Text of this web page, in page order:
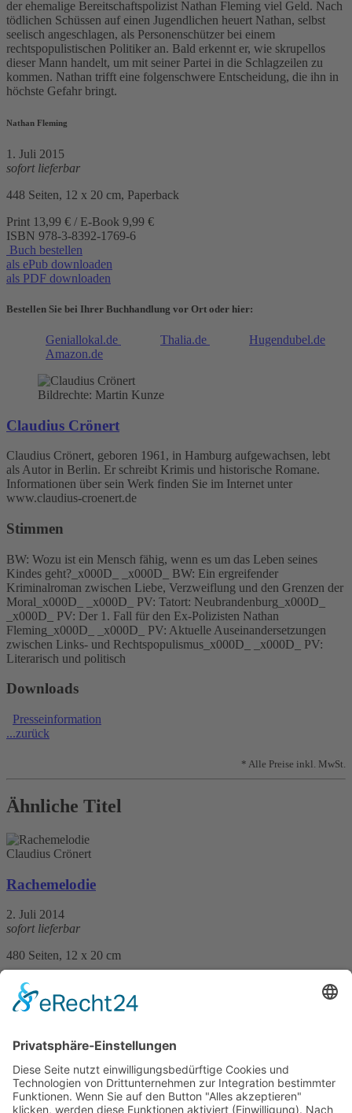
der ehemalige Bereitschaftspolizist Nathan Fleming viel Geld. Nach
tödlichen Schüssen auf einen Jugendlichen heuert Nathan, selbst
seelisch angeschlagen, als Personenschützer bei einem
rechtspopulistischen Politiker an. Bald erkennt er, wie skrupellos
dieser Mann handelt, um mit seiner Partei in die Schlagzeilen zu
kommen. Nathan trifft eine folgenschwere Entscheidung, die ihn in
höchste Gefahr bringt.
Nathan Fleming
1. Juli 2015
sofort lieferbar
448 Seiten, 12 x 20 cm, Paperback
Print 13,99 € / E-Book 9,99 €
ISBN 978-3-8392-1769-6
Buch bestellen
als ePub downloaden
als PDF downloaden
Bestellen Sie bei Ihrer Buchhandlung vor Ort oder hier:
Geniallokal.de Thalia.de
Hugendubel.de
Amazon.de
Bildrechte: Martin Kunze
Claudius Crönert
Claudius Crönert, geboren 1961, in Hamburg aufgewachsen, lebt
als Autor in Berlin. Er schreibt Krimis und historische Romane.
Informationen über sein Werk finden Sie im Internet unter
www.claudius-croenert.de
Stimmen
BW: Wozu ist ein Mensch fähig, wenn es um das Leben seines
Kindes geht?_x000D_ _x000D_ BW: Ein ergreifender
Kriminalroman zwischen Liebe, Verzweiflung und den Grenzen der
Moral_x000D_ _x000D_ PV: Tatort: Neubrandenburg_x000D_
_x000D_ PV: Der 1. Fall für den Ex-Polizisten Nathan
Fleming_x000D_ _x000D_ PV: Aktuelle Auseinandersetzungen
zwischen Links- und Rechtspopulismus_x000D_ _x000D_ PV:
Literarisch und politisch
Downloads
Presseinformation
...zurück
* Alle Preise inkl. MwSt.
Ähnliche Titel
Claudius Crönert
Rachemelodie
2. Juli 2014
sofort lieferbar
480 Seiten, 12 x 20 cm
Print 11,99 € / E-Book 9,99 €
mehr Infos …
Claudius Crönert
Freyas Land